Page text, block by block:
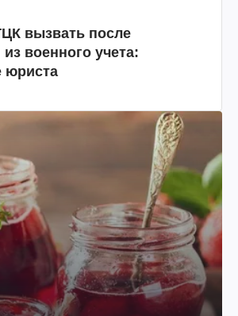
вызвать после
военного учета:
юриста